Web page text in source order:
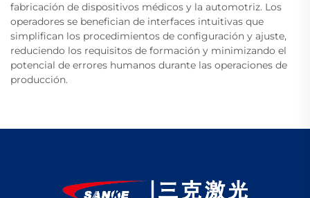
fabricación de dispositivos médicos y la automotriz. Los
operadores se benefician de interfaces intuitivas que
simplifican los procedimientos de configuración y ajuste,
reduciendo los requisitos de formación y minimizando el
potencial de errores humanos durante las operaciones de
producción.